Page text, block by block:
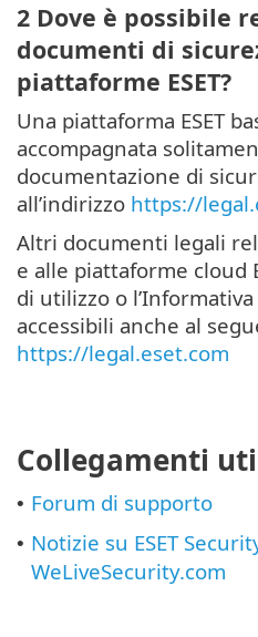
2 Dove è possibile
documenti di
piattaforme ESET?
Una piattaforma ESET
accompagnata
documentazione di
all’indirizzo https://
Altri documenti legali
e alle piattaforme cloud
di utilizzo o
accessibili anche al
https://legal.eset.com
Collegamenti
• Forum di supporto
• Notizie su ESET
WeLiveSecurity.com